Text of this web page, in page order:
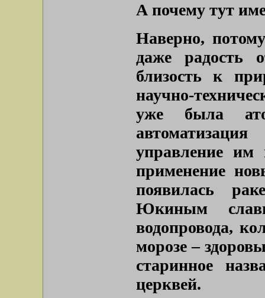
А почему тут
Наверно,
даже радость
близость к
научно-
уже была
управление им
применение
появилась
Юкиным
водопровода,
морозе –
старинное
церквей.